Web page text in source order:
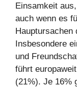
Einsamkeit aus,
auch wenn es
Hauptursachen
Insbesondere
und
führt
(21%). Je 16%